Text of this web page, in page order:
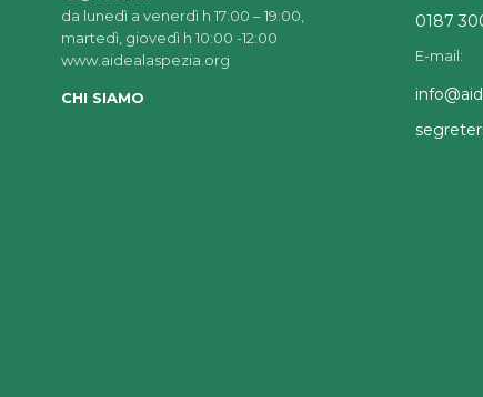
da lunedì a venerdì h 17:00 – 19:00,
martedì, giovedì h 10:00 -12:00
www.aidealaspezia.org
CHI SIAMO
0187
E-mail: